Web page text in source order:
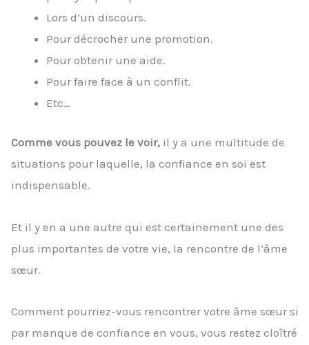
Lors d’un discours.
Pour décrocher une promotion.
Pour obtenir une aide.
Pour faire face à un conflit.
Etc…
Comme vous pouvez le voir, il y a une multitude de
situations pour laquelle, la confiance en soi est
indispensable.
Et il y en a une autre qui est certainement une des
plus importantes de votre vie, la rencontre de l’âme
sœur.
Comment pourriez-vous rencontrer votre âme sœur si
par manque de confiance en vous, vous restez cloîtré